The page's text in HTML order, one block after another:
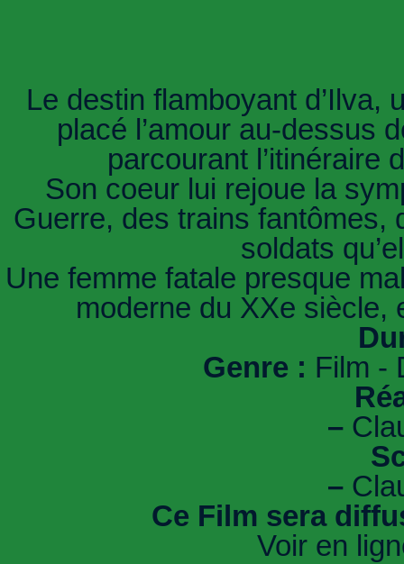
Le destin flamboyant d’Ilva,
placé l’amour au-dessus
parcourant l’itinéraire
Son coeur lui rejoue la
Guerre, des trains fantômes,
soldats
Une femme fatale presque
moderne du XXe siècle,
Genre : Film -
–
–
Ce Film sera
Voir en